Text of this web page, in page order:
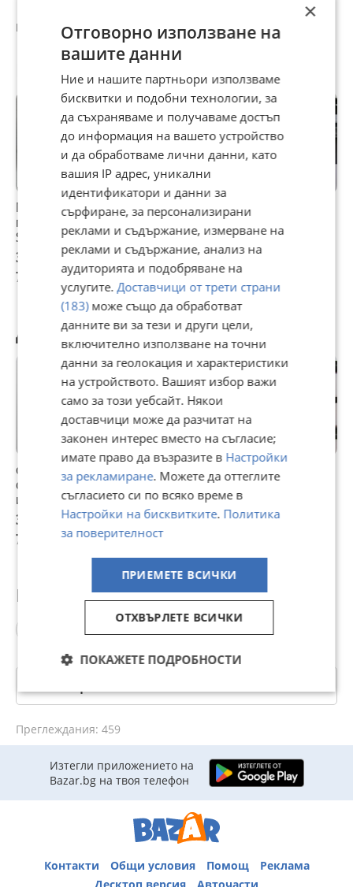
път – безплатна доставка! /Не важи за поръчка на
бутилки./
Injekcion gazovo lovato valtek brc genius lpg hana zavoli
landi map alex shark barracuda ultra tomasetto nordic stag
europegas tamona agis emmegas r-uno fobos rail injektor
Препоръчани за теб
МАП- PS 04 за
газов инжекцион
Stag
38,35 €
75,01 лв
MAP сензор за
газов инжекцион
Agis ABS 5Pin
35,79 €
70 лв
МАП сензор MAP
gazov injekcion
senzor
35,28 €
69 лв
Другите разглеждат също
оргинален МАР
сензор за газов
инжекцион
Тамона,
възможност и за
Ловато, Мимгаз и
38 €
74,32 лв
Нов! Изпарител за
газов инжекцион
Атикер Atiker
gazov injekcion
35,28 €
69 лв
Thunderflex
-комплект
висококачествени
маркучи за газов
31,60 €
Популярни търсения
Преглеждания: 459
Изтегли приложението на
Bazar.bg на твоя телефон
Контакти Общи условия Помощ
Реклама
×
Отговорно използване на
вашите данни
Ние и нашите партньори използваме
бисквитки и подобни технологии, за
да съхраняваме и получаваме достъп
до информация на вашето устройство
и да обработваме лични данни, като
вашия IP адрес, уникални
идентификатори и данни за
сърфиране, за персонализирани
реклами и съдържание, измерване на
реклами и съдържание, анализ на
аудиторията и подобряване на
услугите. Доставчици от трети страни
(183)може също да обработват
данните ви за тези и други цели,
включително използване на точни
данни за геолокация и характеристики
на устройството. Вашият избор важи
само за този уебсайт. Някои
доставчици може да разчитат на
законен интерес вместо на съгласие;
имате право да възразите в Настройки
за рекламиране. Можете да оттеглите
съгласието си по всяко време в
Настройки на бисквитките. Политика
за поверителност
ПРИЕМЕТЕ ВСИЧКИ
ОТХВЪРЛЕТЕ ВСИЧКИ
ПОКАЖЕТЕ ПОДРОБНОСТИ